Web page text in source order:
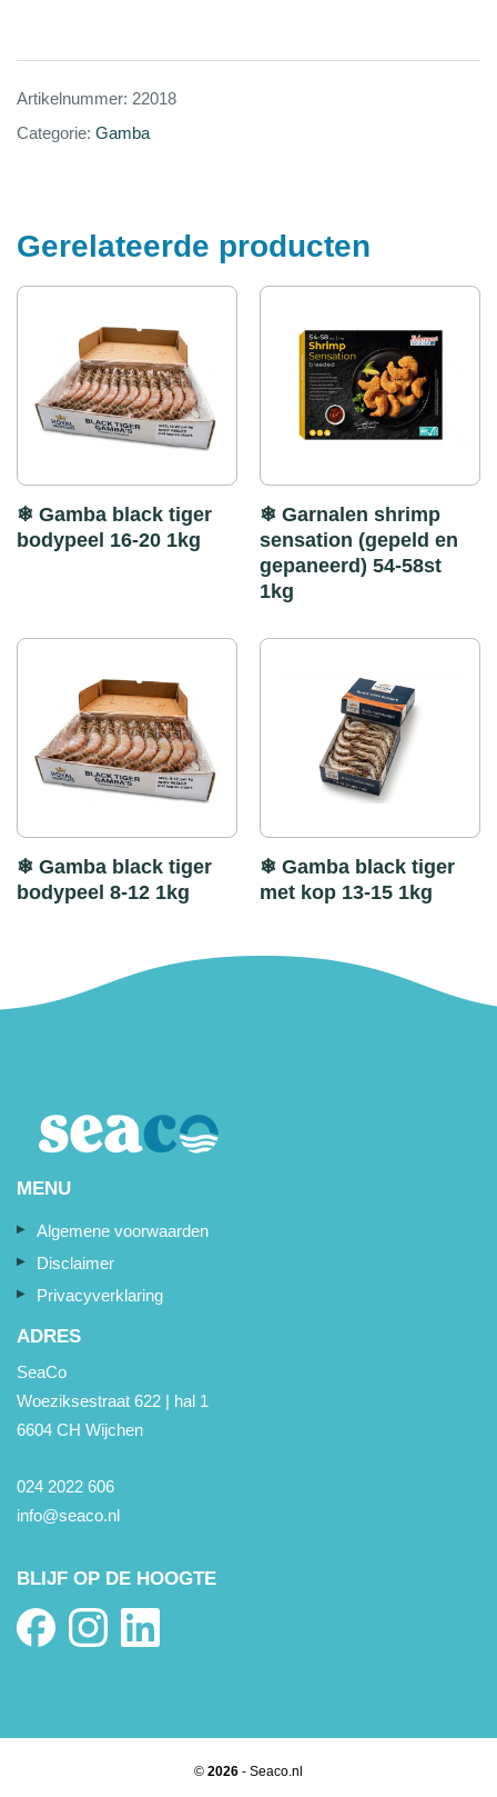
Artikelnummer: 22018
Categorie: Gamba
Gerelateerde producten
❄ Gamba black tiger
bodypeel 16-20 1kg
❄ Garnalen shrimp
sensation (gepeld en
gepaneerd) 54-58st
1kg
❄ Gamba black tiger
bodypeel 8-12 1kg
❄ Gamba black tiger
met kop 13-15 1kg
MENU
Algemene voorwaarden
Disclaimer
Privacyverklaring
ADRES
SeaCo
Woeziksestraat 622 | hal 1
6604 CH Wijchen
024 2022 606
info@seaco.nl
BLIJF OP DE HOOGTE
© 2026 - Seaco.nl